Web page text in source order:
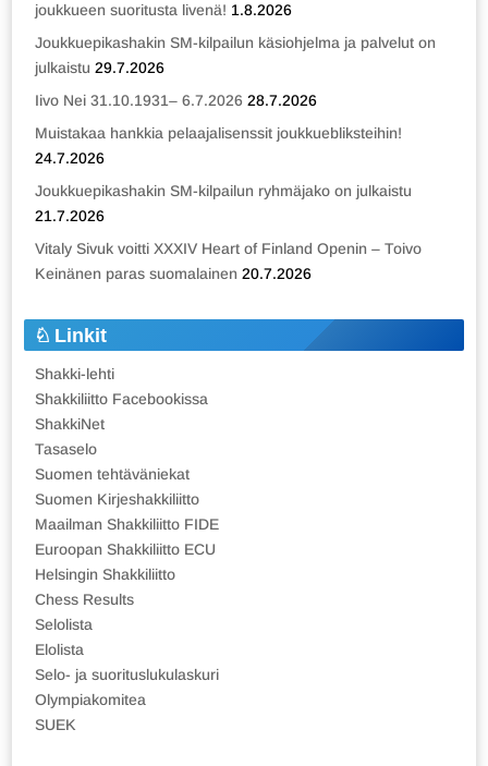
joukkueen suoritusta livenä! 1.8.2026
Joukkuepikashakin SM-kilpailun käsiohjelma ja palvelut on
julkaistu 29.7.2026
Iivo Nei 31.10.1931– 6.7.2026 28.7.2026
Muistakaa hankkia pelaajalisenssit joukkuebliksteihin!
24.7.2026
Joukkuepikashakin SM-kilpailun ryhmäjako on julkaistu
21.7.2026
Vitaly Sivuk voitti XXXIV Heart of Finland Openin – Toivo
Keinänen paras suomalainen 20.7.2026
Linkit
Shakki-lehti
Shakkiliitto Facebookissa
ShakkiNet
Tasaselo
Suomen tehtäväniekat
Suomen Kirjeshakkiliitto
Maailman Shakkiliitto FIDE
Euroopan Shakkiliitto ECU
Helsingin Shakkiliitto
Chess Results
Selolista
Elolista
Selo- ja suorituslukulaskuri
Olympiakomitea
SUEK